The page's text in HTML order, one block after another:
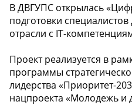
В ДВГУПС открылась
подготовки
отрасли с IT-
Проект реализуется в
программы
лидерства «Приоритет-
нацпроекта «Молодежь и